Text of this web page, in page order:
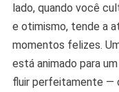
lado, quando você
e otimismo, tende a
momentos felizes.
está animado para
fluir perfeitamente —